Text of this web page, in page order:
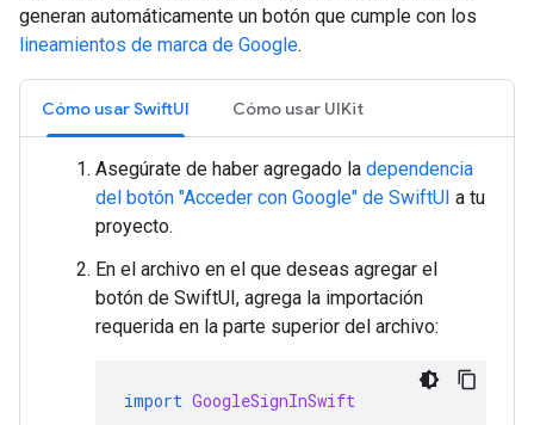
generan automáticamente un botón que cumple con los
lineamientos de marca de Google.
Cómo usar SwiftUI Cómo usar UIKit
Asegúrate de haber agregado la dependencia
del botón "Acceder con Google" de SwiftUI a tu
proyecto.
En el archivo en el que deseas agregar el
botón de SwiftUI, agrega la importación
requerida en la parte superior del archivo:
import GoogleSignInSwift